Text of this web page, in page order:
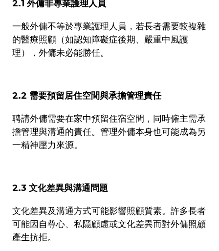
2.1 外傭非專業護理人員
一般外傭不等於專業護理人員，若長者需要較複雜
的醫療照顧（如認知障礙症後期、嚴重中風護
理），外傭未必能勝任。
2.2 需要預留居住空間與承擔管理責任
聘請外傭需要在家中預留住宿空間，同時僱主需承
擔管理與溝通的責任。管理外傭本身也可能成為另
一精神壓力來源。
2.3 文化差異與溝通問題
文化差異及溝通方式可能影響照顧質素。許多長者
可能因自尊心、私隱顧慮或文化差異而對外傭照顧
產生抗拒。